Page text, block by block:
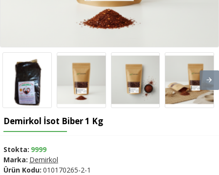
Demirkol İsot Biber 1 Kg
Stokta: 9999
Marka: Demirkol
Ürün Kodu: 010170265-2-1